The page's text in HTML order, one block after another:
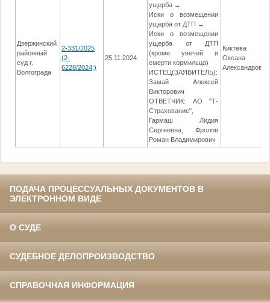
Дзержинский
районный
суд г.
Волгограда
2-331/2025
(2-
6228/2024;)
25.11.2024
ущерба →
Иски о возмещении
ущерба от ДТП →
Иски о возмещении
ущерба от ДТП
(кроме увечий и
смерти кормильца)
ИСТЕЦ(ЗАЯВИТЕЛЬ):
Замай Алексей
Викторович
ОТВЕТЧИК: АО "Т-
Страхование",
Гармаш Лидия
Сергеевна, Фролов
Роман Владимирович
Киктева
Оксана
Александровна
ПОДАЧА ПРОЦЕССУАЛЬНЫХ ДОКУМЕНТОВ В
ЭЛЕКТРОННОМ ВИДЕ
О СУДЕ
СУДЕБНОЕ ДЕЛОПРОИЗВОДСТВО
СПРАВОЧНАЯ ИНФОРМАЦИЯ